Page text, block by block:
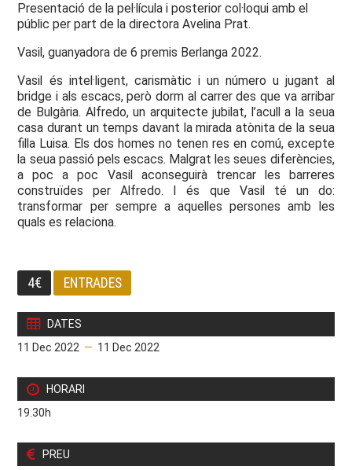
Presentació de la pel·lícula i posterior col·loqui amb el
públic per part de la directora Avelina Prat.
Vasil, guanyadora de 6 premis Berlanga 2022.
Vasil és intel·ligent, carismàtic i un número u jugant al
bridge i als escacs, però dorm al carrer des que va arribar
de Bulgària. Alfredo, un arquitecte jubilat, l’acull a la seua
casa durant un temps davant la mirada atònita de la seua
filla Luisa. Els dos homes no tenen res en comú, excepte
la seua passió pels escacs. Malgrat les seues diferències,
a poc a poc Vasil aconseguirà trencar les barreres
construïdes per Alfredo. I és que Vasil té un do:
transformar per sempre a aquelles persones amb les
quals es relaciona.
4€ ENTRADES
DATES
11 Dec 2022 — 11 Dec 2022
HORARI
19.30h
PREU